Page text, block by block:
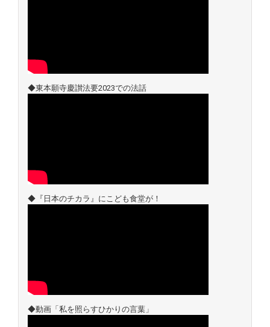
◆東本願寺慶讃法要2023での法話
◆『日本のチカラ』にこども食堂が！
◆動画「私を照らすひかりの言葉」